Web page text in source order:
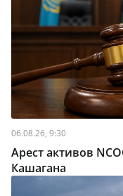
06.08.26, 9:30
Арест активов
Кашагана